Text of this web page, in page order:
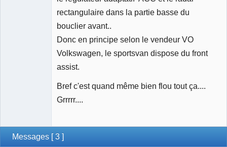
rectangulaire dans la partie basse du
bouclier avant..
Donc en principe selon le vendeur VO
Volkswagen, le sportsvan dispose du front
assist.
Bref c'est quand même bien flou tout ça....
Grrrrr....
Messages [ 3 ]